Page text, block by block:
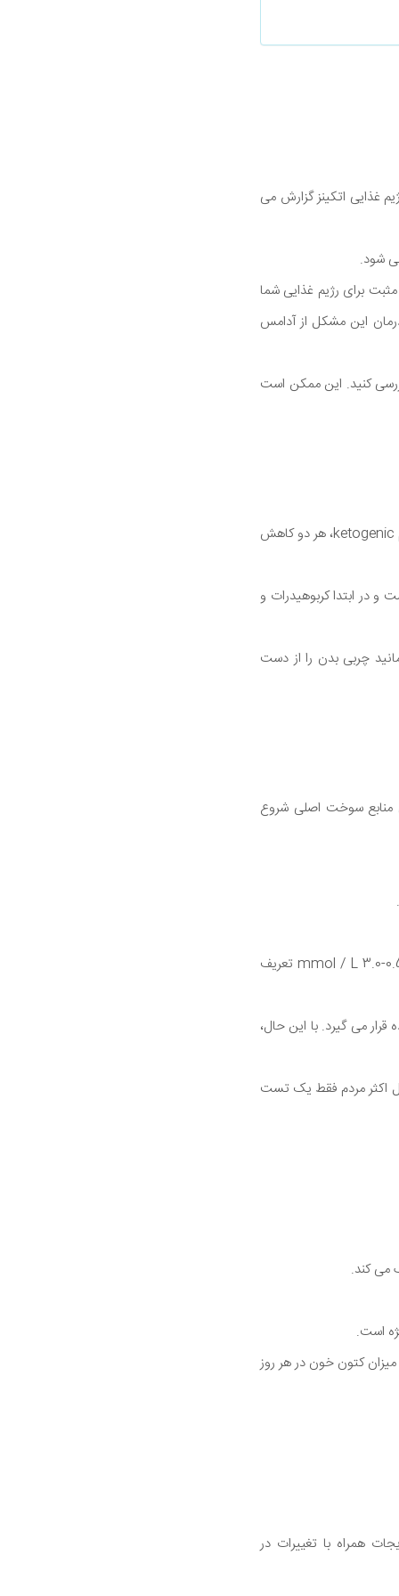
غذایی اتکینز گزارش می
شود.
برای رژیم غذایی شما
این مشکل از آدامس
کنید. این ممکن است
همانطور که در ده ها مطالعات کاهش وزن نشان داده شده است شما به احتمال زیاد در هنگام تغییر در رژیم ketogenic، هر دو کاهش
در ابتدا کربوهیدرات و
چربی بدن را از دست
منابع سوخت اصلی شروع
بر اساس نظر برخی از کارشناسان رژیم غذایی کتوژنیک، کتوز تغذیه ای به عنوان کتون خون در محدوده 0.5-3.0 mmol / L تعریف
می گیرد. با این حال،
می شود. به همین دلیل اکثر مردم فقط یک تست
می کند.
است.
میزان کتون خون در هر روز
همراه با تغییرات در